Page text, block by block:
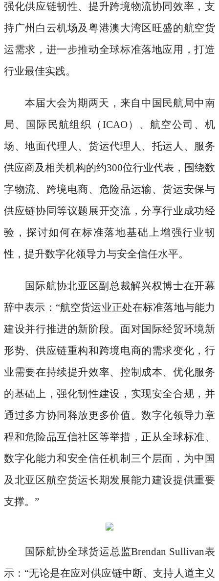
强化供应链韧性、提升跨境物流协同效率，支
持广州白云机场及粤港澳大湾区旺盛的航空货
运需求，进一步推动全球标准落地应用，打造
行业最佳实践。
本届大会为期两天，来自中国民航局中南
局、国际民航组织（ ICAO）、航空公司、机
场、地面代理人、货运代理人、托运人、服务
供应商及相关机构的约300位行业代表，围绕数
字物流、跨境电商、危险品运输、货运安保与
供应链协同等议题展开交流，分享行业成功经
验，探讨如何在标准落地基础上增强行业韧
性，提升数字化领导力与安全信任水平。
国际航协北亚区副总裁解兴权博士在开幕
辞中表示： “航空货运业正处在标准落地与能力
建设并行推进的新阶段。面对国际经贸环境新
形势、供应链重构和跨境电商的需求变化，行
业需要在持续提升效率、控制成本、优化服务
的基础上，强化韧性建设，实现安全合规，并
通过多方协同释放更多价值。数字化领导力章
程和危险品互信社区等举措，正从全球标准、
数字化能力和安全信任机制三个层面，为中国
及北亚区航空货运长期发展能力建设提供重要
支撑。”
国际航协全球货运总监Brendan Sullivan表
示：“无论是在应对供应链中断、支持人道主义